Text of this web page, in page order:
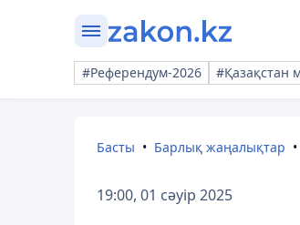
#Референдум-2026 #Қазақстан
Басты Барлық жаңалықтар
19:00, 01 сәуір 2025